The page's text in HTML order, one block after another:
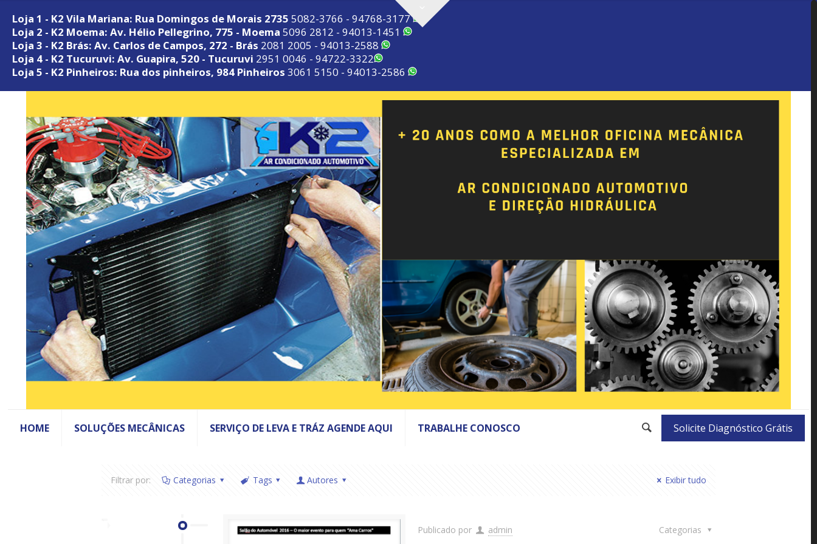
Loja 1 - K2 Vila Mariana: Rua Domingos de Morais 2735 5082-3766 - 94768-3177
Loja 2 - K2 Moema: Av. Hélio Pellegrino, 775 - Moema 5096 2812 - 94013-1451
Loja 3 - K2 Brás: Av. Carlos de Campos, 272 - Brás 2081 2005 - 94013-2588
Loja 4 - K2 Tucuruvi: Av. Guapira, 520 - Tucuruvi 2951 0046 - 94722-3322
Loja 5 - K2 Pinheiros: Rua dos pinheiros, 984 Pinheiros 3061 5150 - 94013-2586
HOME SOLUÇÕES MECÂNICAS SERVIÇO DE LEVA E TRÁZ AGENDE AQUI TRABALHE CONOSCO Solicite Diagnóstico Grátis
Filtrar por: Categorias Tags Autores Exibir tudo
Publicado por admin Categorias